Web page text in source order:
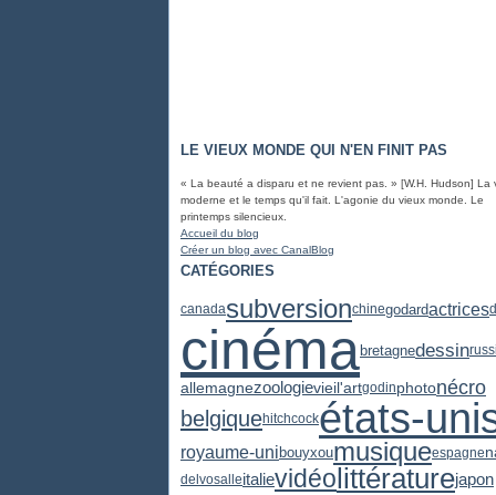
LE VIEUX MONDE QUI N'EN FINIT PAS
« La beauté a disparu et ne revient pas. » [W.H. Hudson] La
moderne et le temps qu'il fait. L'agonie du vieux monde. Le
printemps silencieux.
Accueil du blog
Créer un blog avec CanalBlog
CATÉGORIES
canadasubversionchinegodardactrices
cinémabretagnedessin
allemagnezoologievieil'artgodinphotonécro
belgiquehitchcockétats-
royaume-uni bouyxoumusiqueespagne
delvosalleitalievidéo littératurejapon